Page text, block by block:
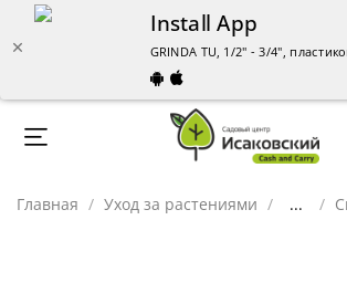
Install App
GRINDA TU, 1/2" - 3/4",
Главная Уход за растениями ...